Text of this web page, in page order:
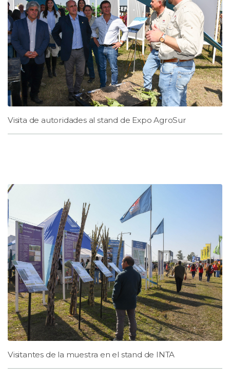
Visita de autoridades al stand de Expo AgroSur
Visitantes de la muestra en el stand de INTA